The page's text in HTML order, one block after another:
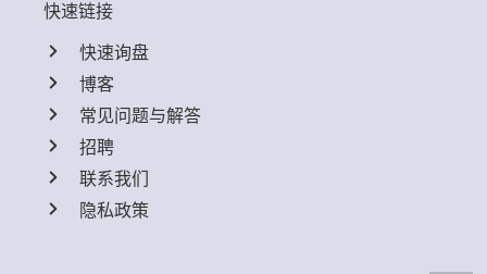
快速链接
快速询盘
博客
常见问题与解答
招聘
联系我们
隐私政策